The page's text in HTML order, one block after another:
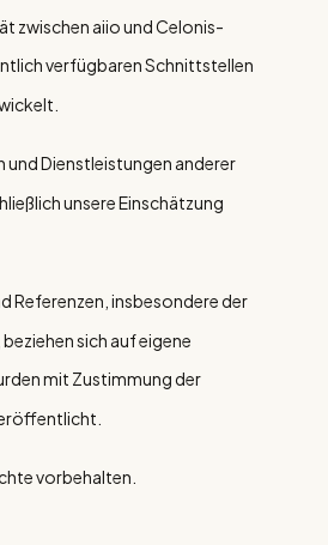
zwischen aiio und Celonis-
verfügbaren Schnittstellen
und Dienstleistungen anderer
unsere Einschätzung
Referenzen, insbesondere der
sich auf eigene
mit Zustimmung der
vorbehalten.